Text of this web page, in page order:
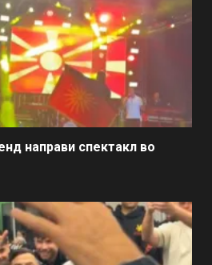
направи спектакл во